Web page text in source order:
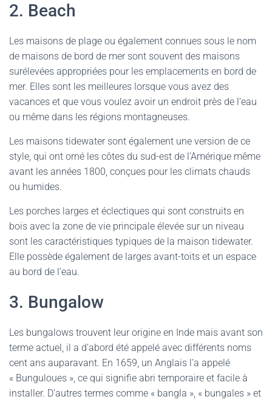
2. Beach
Les maisons de plage ou également connues sous le nom
de maisons de bord de mer sont souvent des maisons
surélevées appropriées pour les emplacements en bord de
mer. Elles sont les meilleures lorsque vous avez des
vacances et que vous voulez avoir un endroit près de l’eau
ou même dans les régions montagneuses.
Les maisons tidewater sont également une version de ce
style, qui ont orné les côtes du sud-est de l’Amérique même
avant les années 1800, conçues pour les climats chauds
ou humides.
Les porches larges et éclectiques qui sont construits en
bois avec la zone de vie principale élevée sur un niveau
sont les caractéristiques typiques de la maison tidewater.
Elle possède également de larges avant-toits et un espace
au bord de l’eau.
3. Bungalow
Les bungalows trouvent leur origine en Inde mais avant son
terme actuel, il a d’abord été appelé avec différents noms
cent ans auparavant. En 1659, un Anglais l’a appelé
« Bunguloues », ce qui signifie abri temporaire et facile à
installer. D’autres termes comme « bangla », « bungales » et